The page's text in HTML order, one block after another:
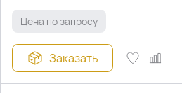
Цена по запросу
Заказать